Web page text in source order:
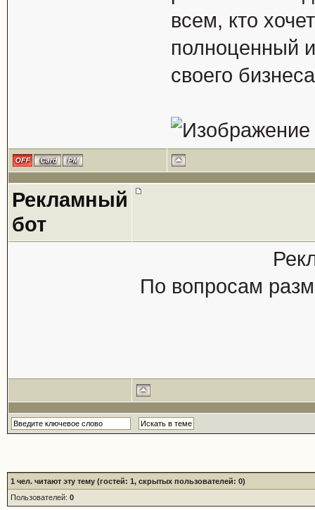
всем, кто
полноценный
своего
Рекламный
бот
По вопросам
1 чел. читают эту тему (гостей: 1, скрытых пользователей: 0)
Пользователей: 0